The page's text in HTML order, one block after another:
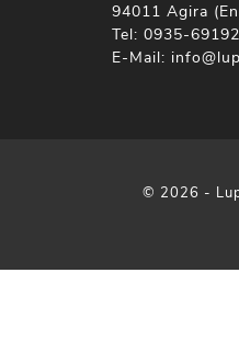
94011 Agira
Tel: 0935-
E-Mail:
© 2026 -